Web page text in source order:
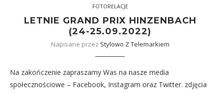
FOTORELACJE
LETNIE GRAND PRIX HINZENBACH
(24-25.09.2022)
Napisane przez Stylowo Z Telemarkiem
Na zakończenie zapraszamy Was na nasze media
społecznościowe – Facebook, Instagram oraz Twitter. zdjęcia